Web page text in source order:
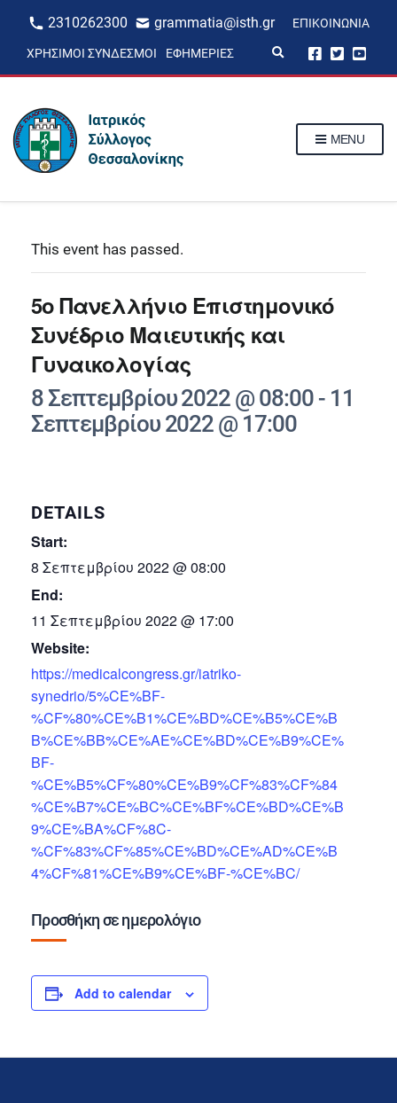
2310262300 grammatia@isth.gr ΕΠΙΚΟΙΝΩΝΊΑ
ΧΡΉΣΙΜΟΙ ΣΎΝΔΕΣΜΟΙ ΕΦΗΜΕΡΊΕΣ
p
MENU
This event has passed.
5ο Πανελλήνιο Επιστημονικό
Συνέδριο Μαιευτικής και
Γυναικολογίας
8 Σεπτεμβρίου 2022 @ 08:00- 11
Σεπτεμβρίου 2022 @ 17:00
DETAILS
Start:
8 Σεπτεμβρίου 2022 @ 08:00
End:
11 Σεπτεμβρίου 2022 @ 17:00
Website:
https://medicalcongress.gr/iatriko-
synedrio/5%CE%BF-
%CF%80%CE%B1%CE%BD%CE%B5%CE%B
B%CE%BB%CE%AE%CE%BD%CE%B9%CE%
BF-
%CE%B5%CF%80%CE%B9%CF%83%CF%84
%CE%B7%CE%BC%CE%BF%CE%BD%CE%B
9%CE%BA%CF%8C-
%CF%83%CF%85%CE%BD%CE%AD%CE%B
4%CF%81%CE%B9%CE%BF-%CE%BC/
Προσθήκη σε ημερολόγιο
Add to calendar